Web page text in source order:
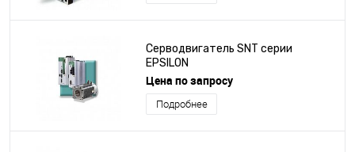
Серводвигатель SNT серии
EPSILON
Цена по запросу
Подробнее